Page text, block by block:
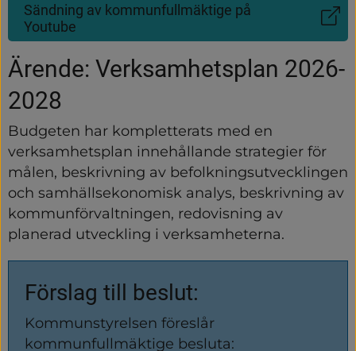
Sändning av kommunfullmäktige på
Youtube
(Länk
till
annan
webbplats)
Ärende: Verksamhetsplan 2026-
2028
Budgeten har kompletterats med en
verksamhetsplan innehållande strategier för
målen, beskrivning av befolkningsutvecklingen
och samhällsekonomisk analys, beskrivning av
kommunförvaltningen, redovisning av
planerad utveckling i verksamheterna.
Förslag till beslut:
Kommunstyrelsen föreslår
kommunfullmäktige besluta: